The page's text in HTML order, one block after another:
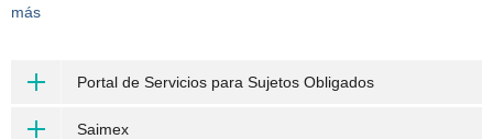
más
Portal de Servicios para Sujetos Obligados
Saimex